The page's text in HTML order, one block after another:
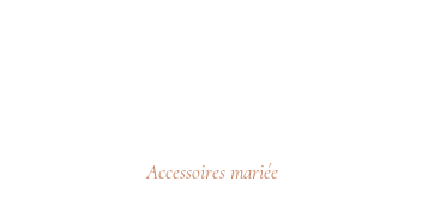
Accessoires mariée